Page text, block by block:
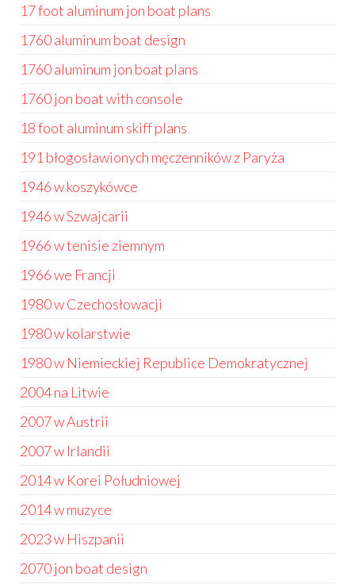
17 foot aluminum jon boat plans
1760 aluminum boat design
1760 aluminum jon boat plans
1760 jon boat with console
18 foot aluminum skiff plans
191 błogosławionych męczenników z Paryża
1946 w koszykówce
1946 w Szwajcarii
1966 w tenisie ziemnym
1966 we Francji
1980 w Czechosłowacji
1980 w kolarstwie
1980 w Niemieckiej Republice Demokratycznej
2004 na Litwie
2007 w Austrii
2007 w Irlandii
2014 w Korei Południowej
2014 w muzyce
2023 w Hiszpanii
2070 jon boat design